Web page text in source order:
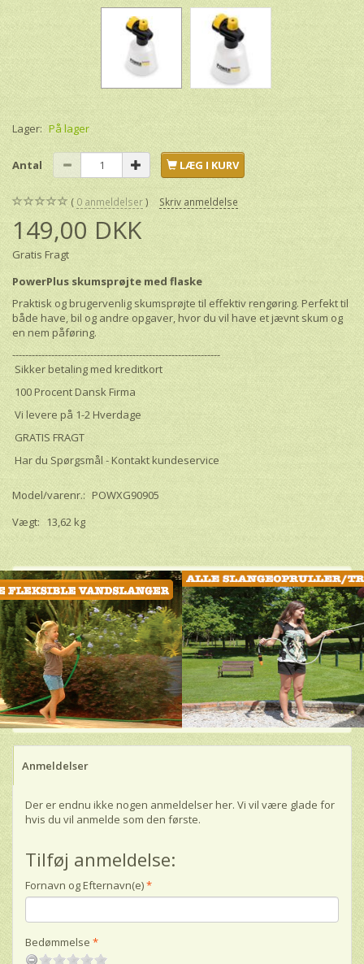
Lager: På lager
Antal LÆG I KURV
0 anmeldelser Skriv anmeldelse
149,00 DKK
Gratis Fragt
PowerPlus skumsprøjte med flaske
Praktisk og brugervenlig skumsprøjte til effektiv rengøring. Perfekt til
både have, bil og andre opgaver, hvor du vil have et jævnt skum og
en nem påføring.
----------------------------------------------------------------
Sikker betaling med kreditkort
100 Procent Dansk Firma
Vi levere på 1-2 Hverdage
GRATIS FRAGT
Har du Spørgsmål - Kontakt kundeservice
Model/varenr.: POWXG90905
Vægt: 13,62 kg
Anmeldelser
Der er endnu ikke nogen anmeldelser her. Vi vil være glade for
hvis du vil anmelde som den første.
Tilføj anmeldelse:
Fornavn og Efternavn(e)
Bedømmelse